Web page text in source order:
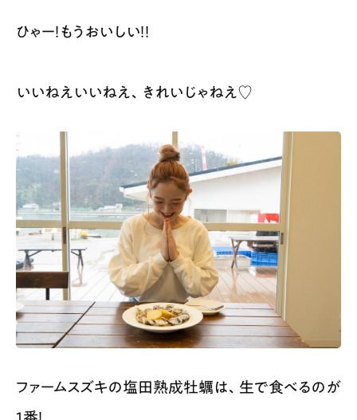
ひゃー！もうおいしい！！
いいねえいいねえ、きれいじゃねえ♡
ファームスズキの塩田熟成牡蠣は、生で食べるのが